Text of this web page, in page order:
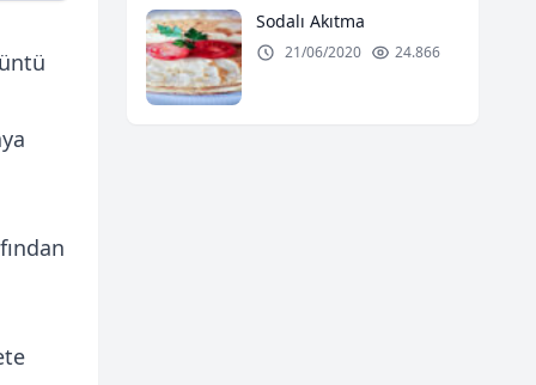
Sodalı Akıtma
21/06/2020 24.866